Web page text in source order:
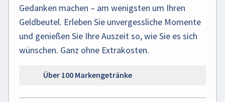
Gedanken machen – am wenigsten um Ihren
Geldbeutel. Erleben Sie unvergessliche Momente
und genießen Sie Ihre Auszeit so, wie Sie es sich
wünschen. Ganz ohne Extrakosten.
Über 100 Markengetränke